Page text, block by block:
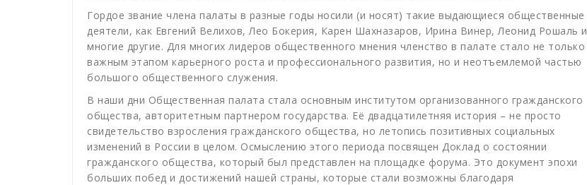
Гордое звание члена палаты в разные годы носили (и носят) такие выдающиеся общественные
деятели, как Евгений Велихов, Лео Бокерия, Карен Шахназаров, Ирина Винер, Леонид Рошаль и
многие другие. Для многих лидеров общественного мнения членство в палате стало не только
важным этапом карьерного роста и профессионального развития, но и неотъемлемой частью
большого общественного служения.
В наши дни Общественная палата стала основным институтом организованного гражданского
общества, авторитетным партнером государства. Её двадцатилетняя история – не просто
свидетельство взросления гражданского общества, но летопись позитивных социальных
изменений в России в целом. Осмыслению этого периода посвящен Доклад о состоянии
гражданского общества, который был представлен на площадке форума. Это документ эпохи
больших побед и достижений нашей страны, которые стали возможны благодаря